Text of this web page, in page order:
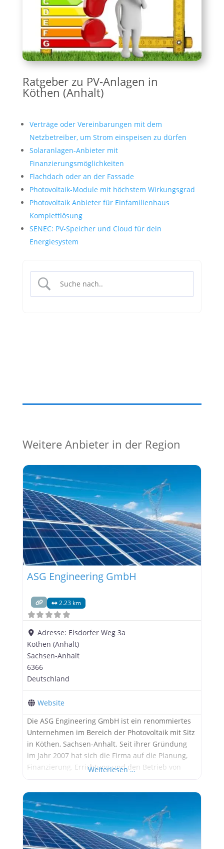
Ratgeber zu PV-Anlagen in
Köthen (Anhalt)
Verträge oder Vereinbarungen mit dem
Netzbetreiber, um Strom einspeisen zu dürfen
Solaranlagen-Anbieter mit
Finanzierungsmöglichkeiten
Flachdach oder an der Fassade
Photovoltaik-Module mit höchstem Wirkungsgrad
Photovoltaik Anbieter für Einfamilienhaus
Komplettlösung
SENEC: PV-Speicher und Cloud für dein
Energiesystem
Weitere Anbieter in der Region
ASG Engineering GmbH
2.23 km
Adresse: Elsdorfer Weg 3a
Köthen (Anhalt)
Sachsen-Anhalt
6366
Deutschland
Website
Die ASG Engineering GmbH ist ein renommiertes
Unternehmen im Bereich der Photovoltaik mit Sitz
in Köthen, Sachsen-Anhalt. Seit ihrer Gründung
im Jahr 2007 hat sich die Firma auf die Planung,
Finanzierung, Errichtung und den Betrieb von
Ostdeutschlands fördert die lokale Wertschöpfung
und schafft neue Einkommensmöglichkeiten.
Dienstleistungen und Spezialisierungen ASG
Engineering bietet
Weiterlesen …